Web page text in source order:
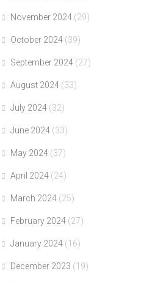
November 2024 (29)
October 2024 (39)
September 2024 (27)
August 2024 (33)
July 2024 (32)
June 2024 (33)
May 2024 (37)
April 2024 (24)
March 2024 (25)
February 2024 (27)
January 2024 (16)
December 2023 (19)